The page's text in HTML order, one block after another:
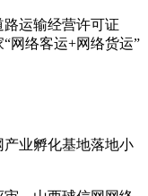
《道路运输经营许可证
网络客运+网络货运”
网产业孵化基地落地小